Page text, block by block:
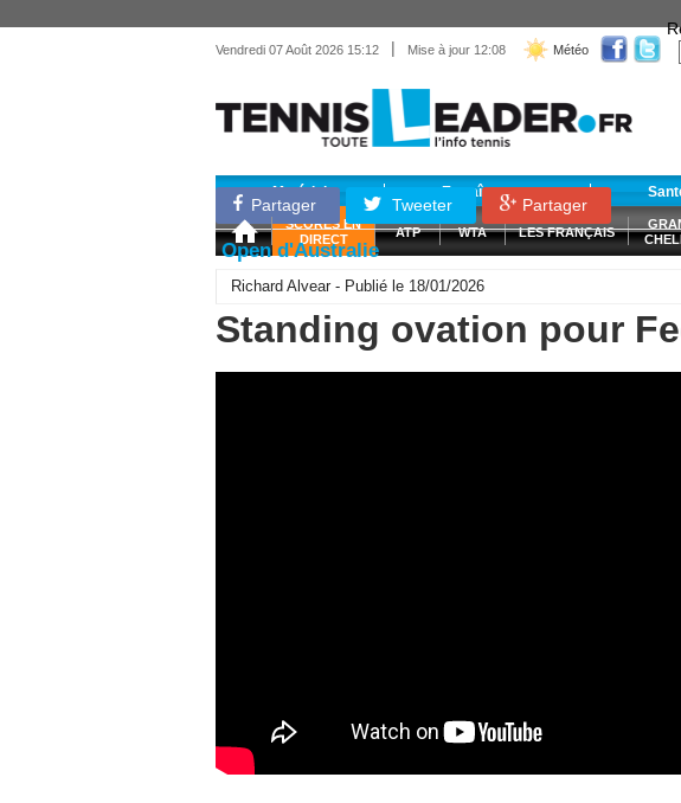
Vendredi 07 Août 2026 15:12 | Mise à jour 12:08 Météo
Matériel Entraînement
SCORES EN
DIRECT
ATP WTA LES FRANÇAIS
Partager Tweeter Partager
Open d'Australie
Richard Alvear - Publié le 18/01/2026
Standing ovation pour